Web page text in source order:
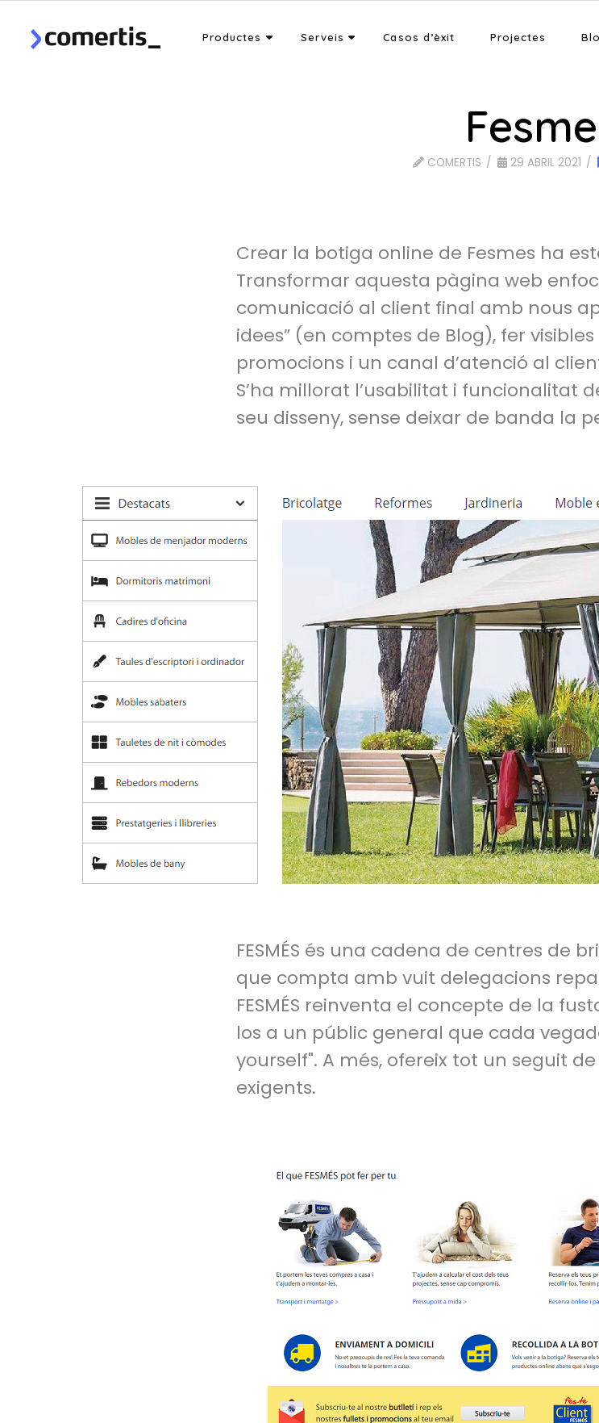
Productes Serveis Casos d’èxit Projectes
COMERTIS 29 ABRIL 2021
Crear la botiga online de Fesmes ha
Transformar aquesta pàgina web
comunicació al client final amb nous
idees” (en comptes de Blog), fer visibles
promocions i un canal d’atenció al
S’ha millorat l’usabilitat i funcionalitat
seu disseny, sense deixar de banda la
FESMÉS és una cadena de centres de
que compta amb vuit delegacions
FESMÉS reinventa el concepte de la
los a un públic general que cada
yourself". A més, ofereix tot un seguit
exigents.